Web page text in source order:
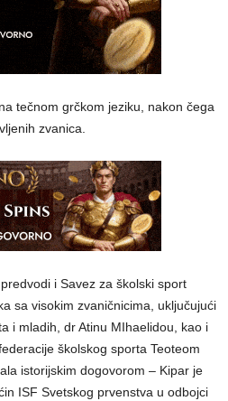
tečnom grčkom jeziku, nakon čega
zvanica.
i Savez za školski sport
sa visokim zvaničnicima, uključujući
i mladih, dr Atinu MIhaelidou, kao i
školskog sporta Teoteom
istorijskim dogovorom – Kipar je
ISF Svetskog prvenstva u odbojci